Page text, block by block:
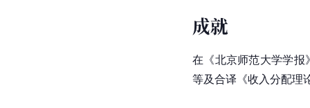
成就
在《北京师范大学学报
等及合译《收入分配理